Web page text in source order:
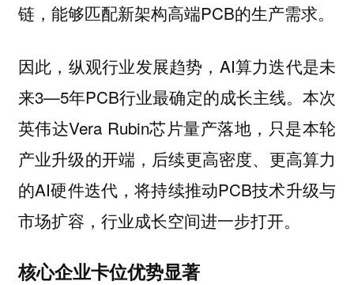
链，能够匹配新架构高端PCB的生产需求。
因此，纵观行业发展趋势，AI算力迭代是未
来3—5年PCB行业最确定的成长主线。本次
英伟达Vera Rubin芯片量产落地，只是本轮
产业升级的开端，后续更高密度、更高算力
的AI硬件迭代，将持续推动PCB技术升级与
市场扩容，行业成长空间进一步打开。
核心企业卡位优势显著